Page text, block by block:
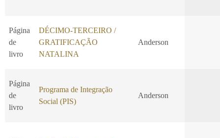
Página
de
livro
DÉCIMO-TERCEIRO /
GRATIFICAÇÃO
NATALINA
Anderson
Página
de
livro
Programa de Integração
Social (PIS)
Anderson